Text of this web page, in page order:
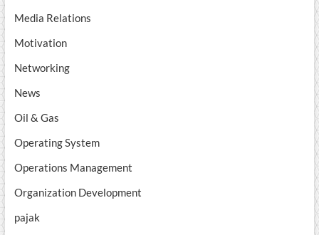
Media Relations
Motivation
Networking
News
Oil & Gas
Operating System
Operations Management
Organization Development
pajak